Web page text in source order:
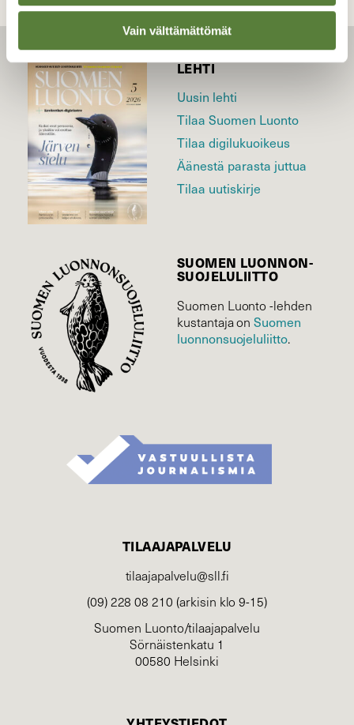
Vain välttämättömät
LEHTI
Uusin lehti
Tilaa Suomen Luonto
Tilaa digilukuoikeus
Äänestä parasta juttua
Tilaa uutiskirje
SUOMEN LUONNON­
SUOJELU­LIITTO
Suomen Luonto -lehden
kustantaja onSuomen
luonnonsuojelu­liitto.
TILAAJAPALVELU
tilaajapalvelu@sll.fi
(09) 228 08 210 (arkisin klo 9-15)
Suomen Luonto/tilaajapalvelu
Sörnäistenkatu 1
00580 Helsinki